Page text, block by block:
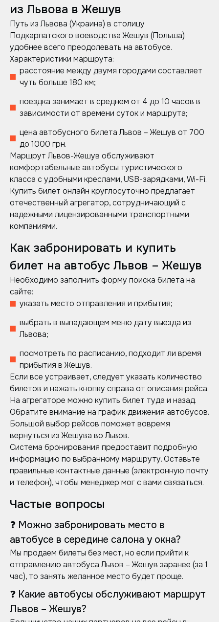
из Львова в Жешув
Путь из Львова (Украина) в столицу
Подкарпатского воеводства Жешув (Польша)
удобнее всего преодолевать на автобусе.
Характеристики маршрута:
расстояние между двумя городами составляет
чуть больше 180 км;
поездка занимает в среднем от 4 до 10 часов в
зависимости от времени суток и маршрута;
цена автобусного билета Львов – Жешув от 700
до 1000 грн.
Маршрут Львов-Жешув обслуживают
комфортабельные автобусы туристического
класса с удобными креслами, USB-зарядками, Wi-Fi.
Купить билет онлайн круглосуточно предлагает
отечественный агрегатор, сотрудничающий с
надежными лицензированными транспортными
компаниями.
Как забронировать и купить
билет на автобус Львов – Жешув
Необходимо заполнить форму поиска билета на
сайте:
указать место отправления и прибытия;
выбрать в выпадающем меню дату выезда из
Львова;
посмотреть по расписанию, подходит ли время
прибытия в Жешув.
Если все устраивает, следует указать количество
билетов и нажать кнопку справа от описания рейса.
На агрегаторе можно купить билет туда и назад.
Обратите внимание на график движения автобусов.
Большой выбор рейсов поможет вовремя
вернуться из Жешува во Львов.
Система бронирования предоставит подробную
информацию по выбранному маршруту. Оставьте
правильные контактные данные (электронную почту
и телефон), чтобы менеджер мог с вами связаться.
Частые вопросы
❓ Можно забронировать место в
автобусе в середине салона у окна?
Мы продаем билеты без мест, но если прийти к
отправлению автобуса Львов – Жешув заранее (за 1
час), то занять желанное место будет проще.
❓ Какие автобусы обслуживают маршрут
Львов – Жешув?